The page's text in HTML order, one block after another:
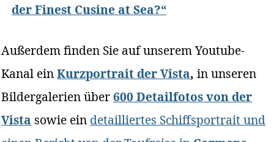
der Finest Cusine at Sea?“
Außerdem finden Sie auf unserem Youtube-
Kanal einKurzportrait der Vista, in unseren
Bildergalerien über600 Detailfotos von der
Vista sowie ein detailliertes Schiffsportrait und